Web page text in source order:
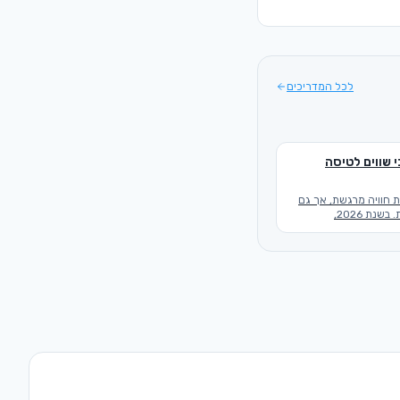
לכל המדריכים
שווים לטיסה
חוויה מרגשת, אך גם
מעייפת ומאתגרת. בשנת 2026,